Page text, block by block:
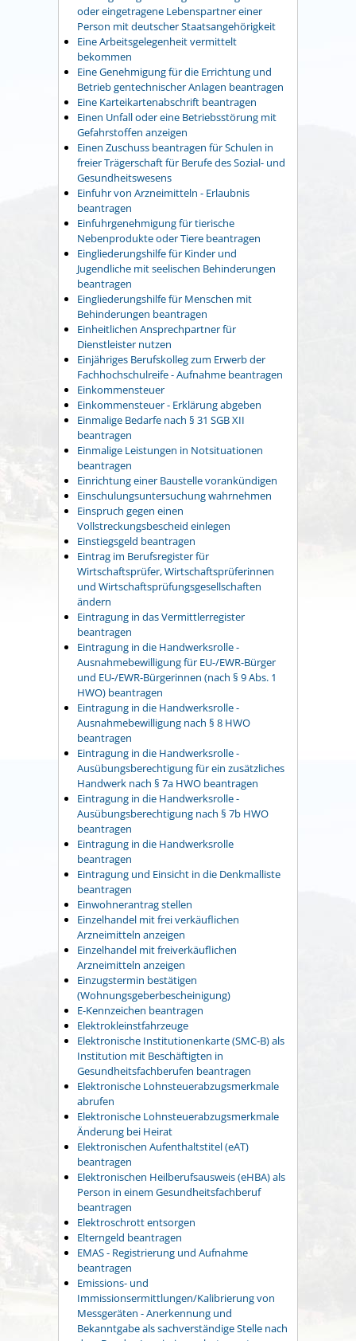
oder eingetragene Lebenspartner einer
Person mit deutscher Staatsangehörigkeit
Eine Arbeitsgelegenheit vermittelt
bekommen
Eine Genehmigung für die Errichtung und
Betrieb gentechnischer Anlagen beantragen
Eine Karteikartenabschrift beantragen
Einen Unfall oder eine Betriebsstörung mit
Gefahrstoffen anzeigen
Einen Zuschuss beantragen für Schulen in
freier Trägerschaft für Berufe des Sozial- und
Gesundheitswesens
Einfuhr von Arzneimitteln - Erlaubnis
beantragen
Einfuhrgenehmigung für tierische
Nebenprodukte oder Tiere beantragen
Eingliederungshilfe für Kinder und
Jugendliche mit seelischen Behinderungen
beantragen
Eingliederungshilfe für Menschen mit
Behinderungen beantragen
Einheitlichen Ansprechpartner für
Dienstleister nutzen
Einjähriges Berufskolleg zum Erwerb der
Fachhochschulreife - Aufnahme beantragen
Einkommensteuer
Einkommensteuer - Erklärung abgeben
Einmalige Bedarfe nach § 31 SGB XII
beantragen
Einmalige Leistungen in Notsituationen
beantragen
Einrichtung einer Baustelle vorankündigen
Einschulungsuntersuchung wahrnehmen
Einspruch gegen einen
Vollstreckungsbescheid einlegen
Einstiegsgeld beantragen
Eintrag im Berufsregister für
Wirtschaftsprüfer, Wirtschaftsprüferinnen
und Wirtschaftsprüfungsgesellschaften
ändern
Eintragung in das Vermittlerregister
beantragen
Eintragung in die Handwerksrolle -
Ausnahmebewilligung für EU-/EWR-Bürger
und EU-/EWR-Bürgerinnen (nach § 9 Abs. 1
HWO) beantragen
Eintragung in die Handwerksrolle -
Ausnahmebewilligung nach § 8 HWO
beantragen
Eintragung in die Handwerksrolle -
Ausübungsberechtigung für ein zusätzliches
Handwerk nach § 7a HWO beantragen
Eintragung in die Handwerksrolle -
Ausübungsberechtigung nach § 7b HWO
beantragen
Eintragung in die Handwerksrolle
beantragen
Eintragung und Einsicht in die Denkmalliste
beantragen
Einwohnerantrag stellen
Einzelhandel mit frei verkäuflichen
Arzneimitteln anzeigen
Einzelhandel mit freiverkäuflichen
Arzneimitteln anzeigen
Einzugstermin bestätigen
(Wohnungsgeberbescheinigung)
E-Kennzeichen beantragen
Elektrokleinstfahrzeuge
Elektronische Institutionenkarte (SMC-B) als
Institution mit Beschäftigten in
Gesundheitsfachberufen beantragen
Elektronische Lohnsteuerabzugsmerkmale
abrufen
Elektronische Lohnsteuerabzugsmerkmale
Änderung bei Heirat
Elektronischen Aufenthaltstitel (eAT)
beantragen
Elektronischen Heilberufsausweis (eHBA) als
Person in einem Gesundheitsfachberuf
beantragen
Elektroschrott entsorgen
Elterngeld beantragen
EMAS - Registrierung und Aufnahme
beantragen
Emissions- und
Immissionsermittlungen/Kalibrierung von
Messgeräten - Anerkennung und
Bekanntgabe als sachverständige Stelle nach